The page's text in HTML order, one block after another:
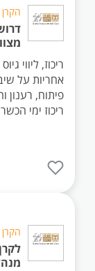
ריכוז, ליווי
אחריות על
פיתוח, רענון
ריכוז ימי